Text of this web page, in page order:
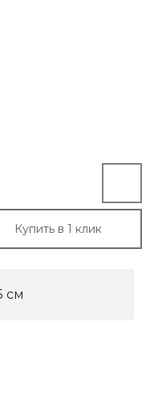
Купить в 1 клик
см